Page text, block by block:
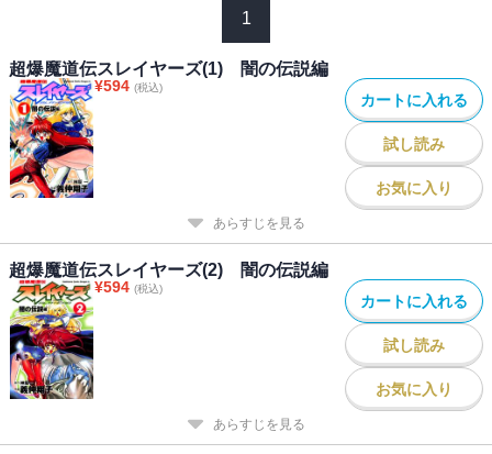
1
超爆魔道伝スレイヤーズ(1) 闇の伝説編
¥594 (税込)
カートに入れる
試し読み
お気に入り
あらすじを見る
超爆魔道伝スレイヤーズ(2) 闇の伝説編
¥594 (税込)
カートに入れる
試し読み
お気に入り
あらすじを見る